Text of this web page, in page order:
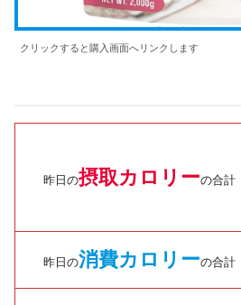
クリックすると購入画面へリンクします
昨日の摂取カロリーの合計
昨日の消費カロリーの合計